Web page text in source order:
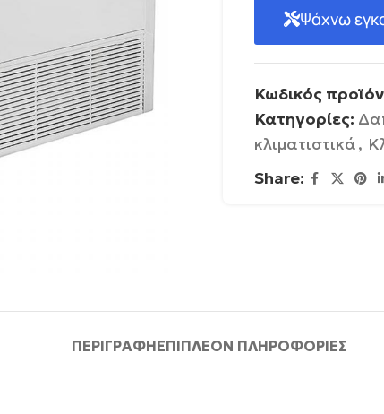
Ψάχνω
Κωδικός
Κατηγορίες:
κλιματιστικά,
Share:
ΠΕΡΙΓΡΑΦΉΕΠΙΠΛΈΟΝ ΠΛΗΡΟΦΟΡΊΕΣ